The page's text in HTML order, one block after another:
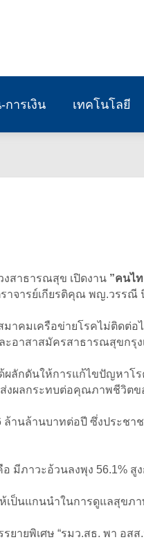
การเงิน เทคโนโลยี
สาธารณสุข เปิดงาน ”คนไ
จารย์เกียรติคุณ พญ.วรรณี
มาคมเครือข่ายโรคไม่ติด
อาสาสมัครสาธารณสุขกรุ
กดันให้การแก้ไขปัญหาโร
งผลกระทบต่อคุณภาพชีวิต
ล้านล้านบาทต่อปี ซึ่งประช
มีภาวะอ้วนลงพุง 56.1% สู
เป็นแกนนำในการดูแลสุข
ายพิเศษ “รมว.สธ. พา อส